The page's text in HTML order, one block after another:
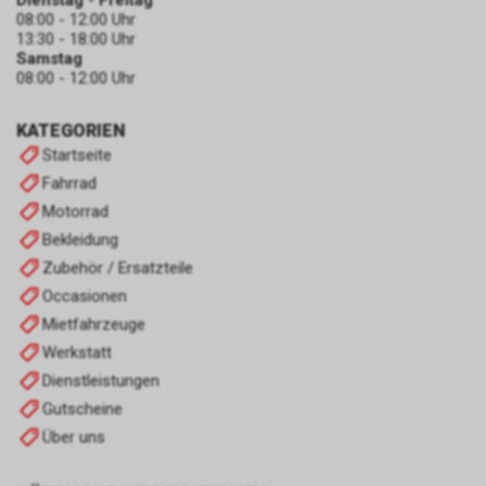
KATEGORIEN
Startseite
Fahrrad
Motorrad
Bekleidung
Zubehör / Ersatzteile
Occasionen
Mietfahrzeuge
Werkstatt
Dienstleistungen
Gutscheine
Über uns
08:00 - 12:00 Uhr
13:30 - 18:00 Uhr
Samstag
08:00 - 12:00 Uhr